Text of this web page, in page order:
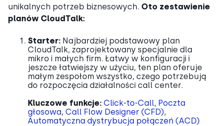
unikalnych potrzeb biznesowych. Oto zestawienie
planów CloudTalk:
Starter: Najbardziej podstawowy plan
CloudTalk, zaprojektowany specjalnie dla
mikro i małych firm. Łatwy w konfiguracji i
jeszcze łatwiejszy w użyciu, ten plan oferuje
małym zespołom wszystko, czego potrzebują
do rozpoczęcia działalności call center.
Kluczowe funkcje: Click-to-Call, Poczta
głosowa, Call Flow Designer (CFD),
Automatyczna dystrybucja połączeń (ACD)